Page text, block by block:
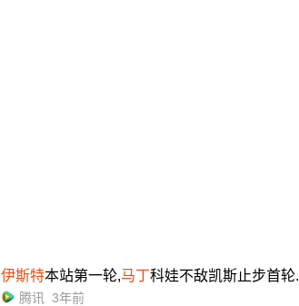
伊斯特本站第一轮,马丁科娃不敌凯斯止步首轮.
腾讯 3年前